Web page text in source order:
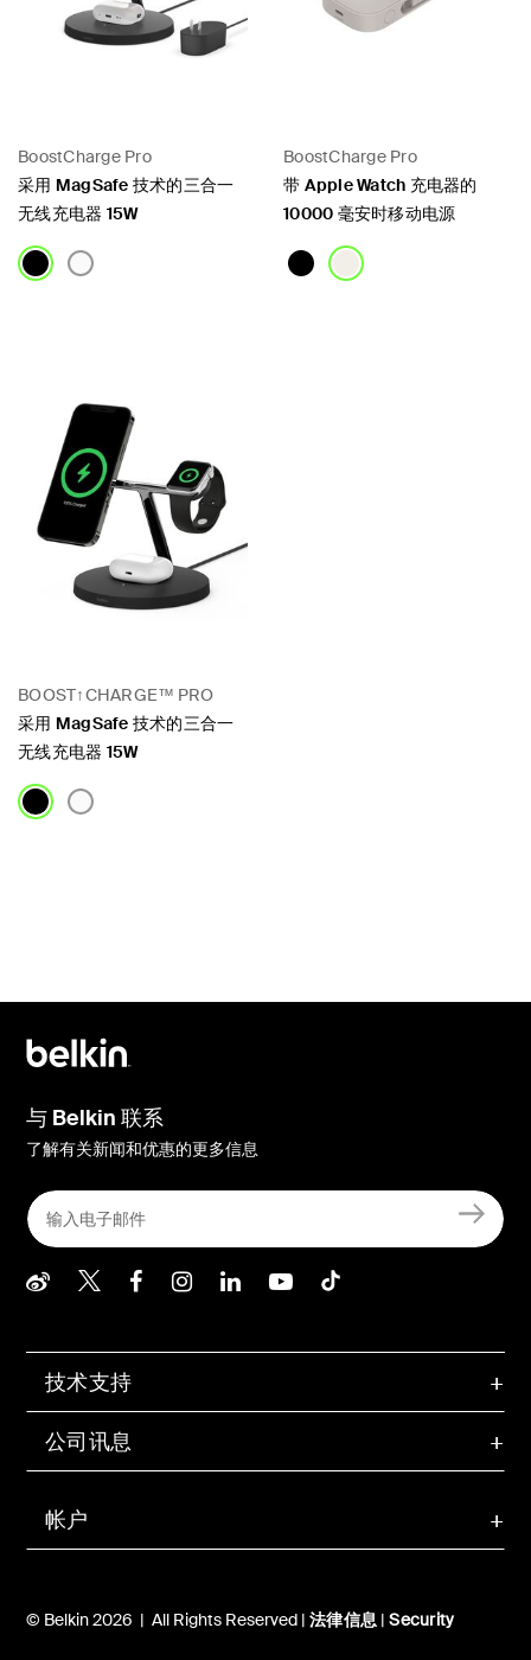
BoostCharge Pro
采用 MagSafe 技术的三合一
无线充电器 15W
BoostCharge Pro
带 Apple Watch 充电器的
10000 毫安时移动电源
BOOST↑CHARGE™ PRO
采用 MagSafe 技术的三合一
无线充电器 15W
帐户
技术支持
公司讯息
© Belkin 2026 | All Rights Reserved | 法律信息 |Security
与 Belkin 联系
了解有关新闻和优惠的更多信息
Belkin Weibo
Belkin Twitter
Belkin Facebook
Belkin Instagram
Belkin LInkedIn
Belkin Youtube
Belkin